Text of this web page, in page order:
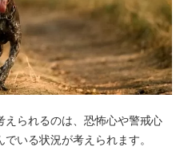
られるのは、恐怖心や警戒心
いる状況が考えられます。